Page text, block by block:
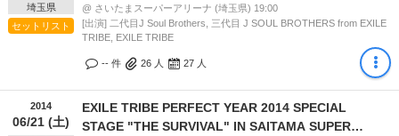
埼玉県
セットリスト
ARINA 10 DAYS
@ さいたまスーパーアリーナ (埼玉県) 19:00
[出演] 二代目J Soul Brothers, 三代目 J SOUL BROTHERS from EXILE
TRIBE, EXILE TRIBE
-- 件 26 人 27 人
2014
06/21 (土)
EXILE TRIBE PERFECT YEAR 2014 SPECIAL
STAGE "THE SURVIVAL" IN SAITAMA SUPER